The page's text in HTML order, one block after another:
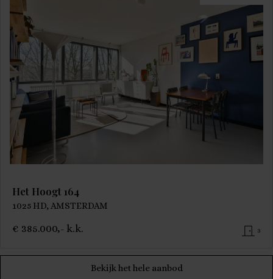
Bekijk het hele aanbod
Het Hoogt 164
1025 HD, AMSTERDAM
€ 385.000,- k.k. 3